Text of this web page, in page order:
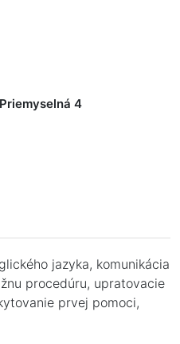
4
jazyka, komunikácia
procedúru, upratovacie
prvej pomoci,